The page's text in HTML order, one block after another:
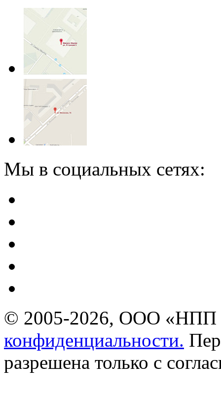
Мы в социальных сетях:
© 2005-2026, ООО «НПП
конфиденциальности.
разрешена только с